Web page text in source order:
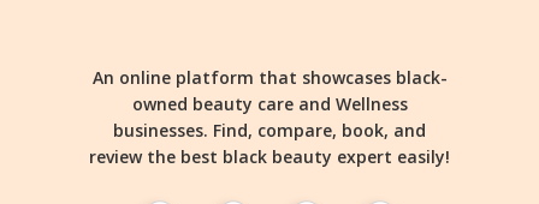
An online platform that showcases black-
owned beauty care and Wellness
businesses. Find, compare, book, and
review the best black beauty expert easily!